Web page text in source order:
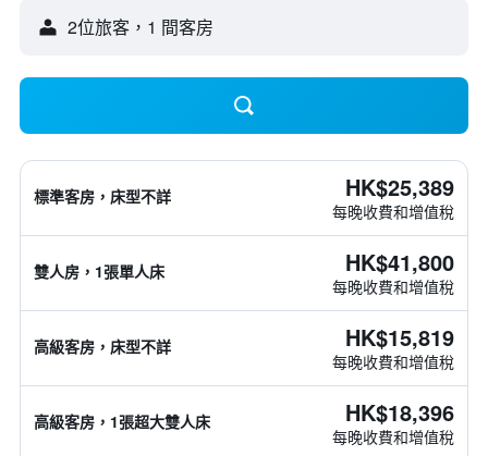
2位旅客，1 間客房
標準客房，床型不詳 HK$25,389
每晚收費和增值稅
雙人房，1張單人床 HK$41,800
每晚收費和增值稅
高級客房，床型不詳 HK$15,819
每晚收費和增值稅
高級客房，1張超大雙人床 HK$18,396
每晚收費和增值稅